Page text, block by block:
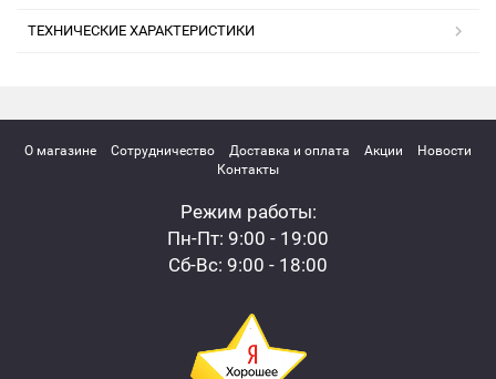
ТЕХНИЧЕСКИЕ ХАРАКТЕРИСТИКИ
О магазине Сотрудничество Доставка и оплата Акции
Новости
Контакты
Режим работы:
Пн-Пт: 9:00 - 19:00
Сб-Вс: 9:00 - 18:00